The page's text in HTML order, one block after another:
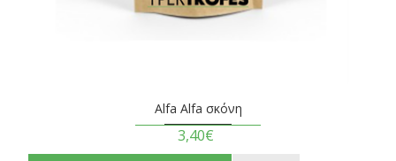
Alfa Alfa σκόνη
3,40€